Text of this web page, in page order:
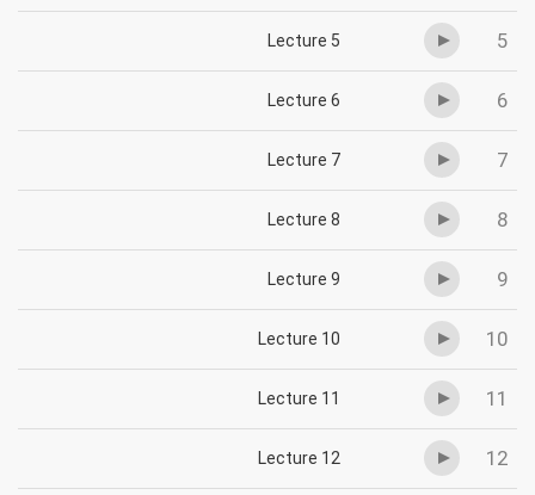
5
Lecture 5
6
Lecture 6
7
Lecture 7
8
Lecture 8
9
Lecture 9
10
Lecture 10
11
Lecture 11
12
Lecture 12